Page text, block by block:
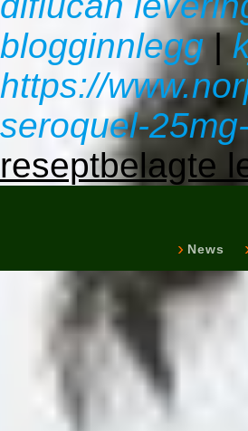
blogginnlegg|
https://
seroquel-
reseptbelagte
News